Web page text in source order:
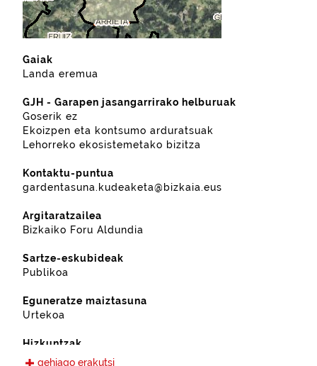
Gaiak
Landa eremua
GJH - Garapen jasangarrirako helburuak
Goserik ez
Ekoizpen eta kontsumo arduratsuak
Lehorreko ekosistemetako bizitza
Kontaktu-puntua
gardentasuna.kudeaketa@bizkaia.eus
Argitaratzailea
Bizkaiko Foru Aldundia
Sartze-eskubideak
Publikoa
Eguneratze maiztasuna
Urtekoa
Hizkuntzak
Gaztelania
gehiago erakutsi